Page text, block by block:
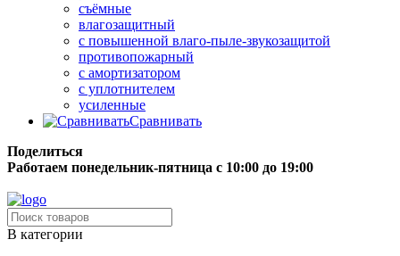
съёмные
влагозащитный
с повышенной влаго-пыле-звукозащитой
противопожарный
с амортизатором
с уплотнителем
усиленные
Сравнивать
Поделиться
Работаем понедельник-пятница с 10:00 до 19:00
В категории